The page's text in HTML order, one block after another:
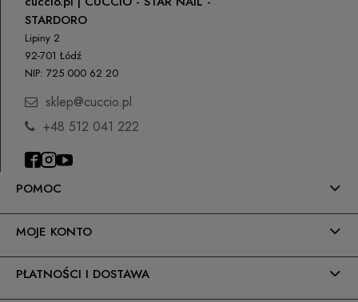
POMOC
MOJE KONTO
PŁATNOŚCI I DOSTAWA
STARDORO
Lipiny 2
92-701 Łódź
NIP: 725 000 62 20
sklep@cuccio.pl
+48 512 041 222